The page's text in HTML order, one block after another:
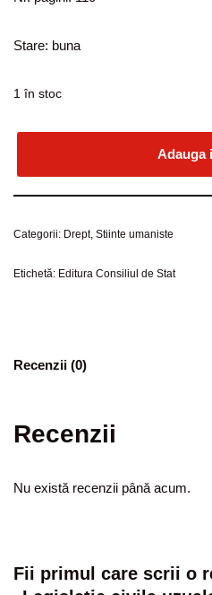
Stare: buna
1 în stoc
Adauga
Categorii: Drept, Stiinte umaniste
Etichetă: Editura Consiliul de Stat
Recenzii (0)
Recenzii
Nu există recenzii până acum.
Fii primul care scrii o